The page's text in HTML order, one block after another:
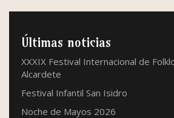
Últimas noticias
XXXIX Festival Internacional de
Alcardete
Festival Infantil San Isidro
Noche de Mayos 2026